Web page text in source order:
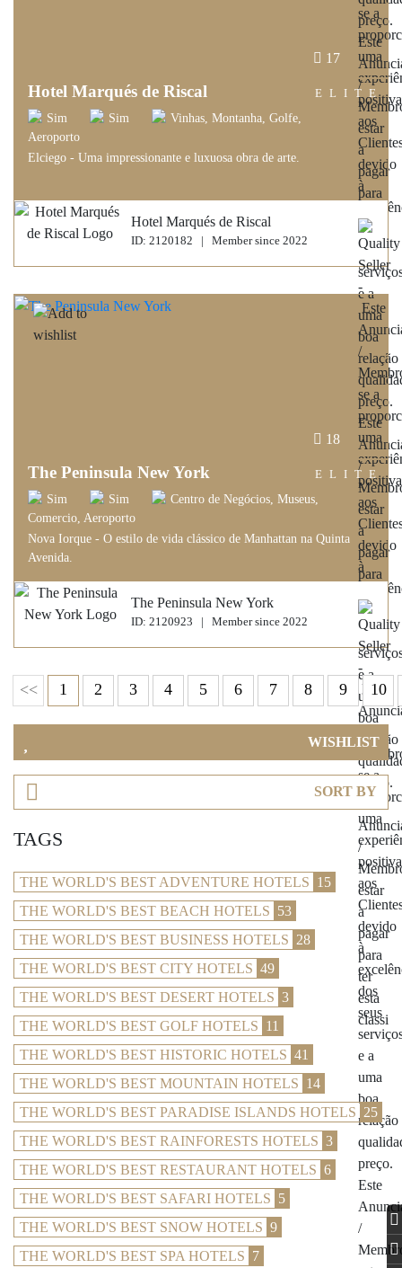
17
Hotel Marqués de Riscal
Sim Sim
Vinhas, Montanha, Golfe,
Aeroporto
Elciego - Uma impressionante e luxuosa obra de arte.
ELITE
Hotel Marqués de Riscal
ID: 2120182 | Member since 2022
18
The Peninsula New York
Sim Sim
Centro de Negócios, Museus,
Comercio, Aeroporto
Nova Iorque - O estilo de vida clássico de Manhattan na Quinta
Avenida.
ELITE
The Peninsula New York
ID: 2120923 | Member since 2022
<< 1 2 3 4 5 6 7 8 9 10
WISHLIST
SORT BY
TAGS
THE WORLD'S BEST ADVENTURE HOTELS 15
THE WORLD'S BEST BEACH HOTELS 53
THE WORLD'S BEST BUSINESS HOTELS 28
THE WORLD'S BEST CITY HOTELS 49
THE WORLD'S BEST DESERT HOTELS 3
THE WORLD'S BEST GOLF HOTELS 11
THE WORLD'S BEST HISTORIC HOTELS 41
THE WORLD'S BEST MOUNTAIN HOTELS 14
THE WORLD'S BEST PARADISE ISLANDS HOTELS 25
THE WORLD'S BEST RAINFORESTS HOTELS 3
THE WORLD'S BEST RESTAURANT HOTELS 6
THE WORLD'S BEST SAFARI HOTELS 5
THE WORLD'S BEST SNOW HOTELS 9
THE WORLD'S BEST SPA HOTELS 7